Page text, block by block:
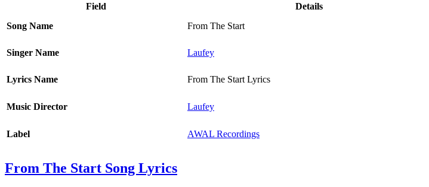
Field
Details
Song Name
From The Start
Singer Name Laufey
Lyrics Name From The Start Lyrics
Music Director Laufey
Label AWAL Recordings
From The Start Song Lyrics